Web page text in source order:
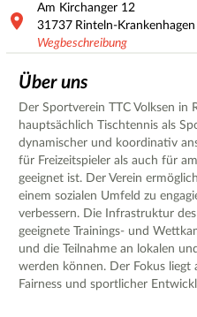
Am Kirchanger 12
31737 Rinteln-Krankenhagen
Wegbeschreibung
Über uns
Der Sportverein TTC Volksen in
hauptsächlich Tischtennis als
dynamischer und koordinativ
für Freizeitspieler als auch für
geeignet ist. Der Verein
einem sozialen Umfeld zu
verbessern. Die Infrastruktur
geeignete Trainings- und
und die Teilnahme an lokalen
werden können. Der Fokus liegt
Fairness und sportlicher